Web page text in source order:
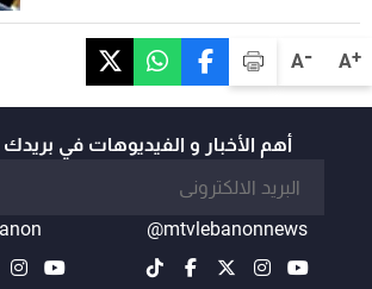
A+
A-
أهم الأخبار و الفيديوهات في بريدك
@mtvlebanonnews